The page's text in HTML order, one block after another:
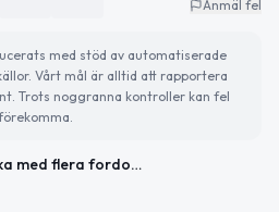
Anmäl fel
med stöd av automatiserade
Vårt mål är alltid att rapportera
Trots noggranna kontroller kan fel
Trafikolycka med flera fordon på E10 mellan Leipojärvi och Linkanjänkkä